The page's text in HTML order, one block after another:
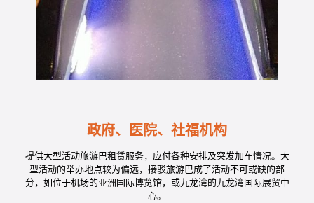
政府、医院、社福机构
提供大型活动旅游巴租赁服务，应付各种安排及突发加车情况。大
型活动的举办地点较为偏远，接驳旅游巴成了活动不可或缺的部
分，如位于机场的亚洲国际博览馆，或九龙湾的九龙湾国际展贸中
心。